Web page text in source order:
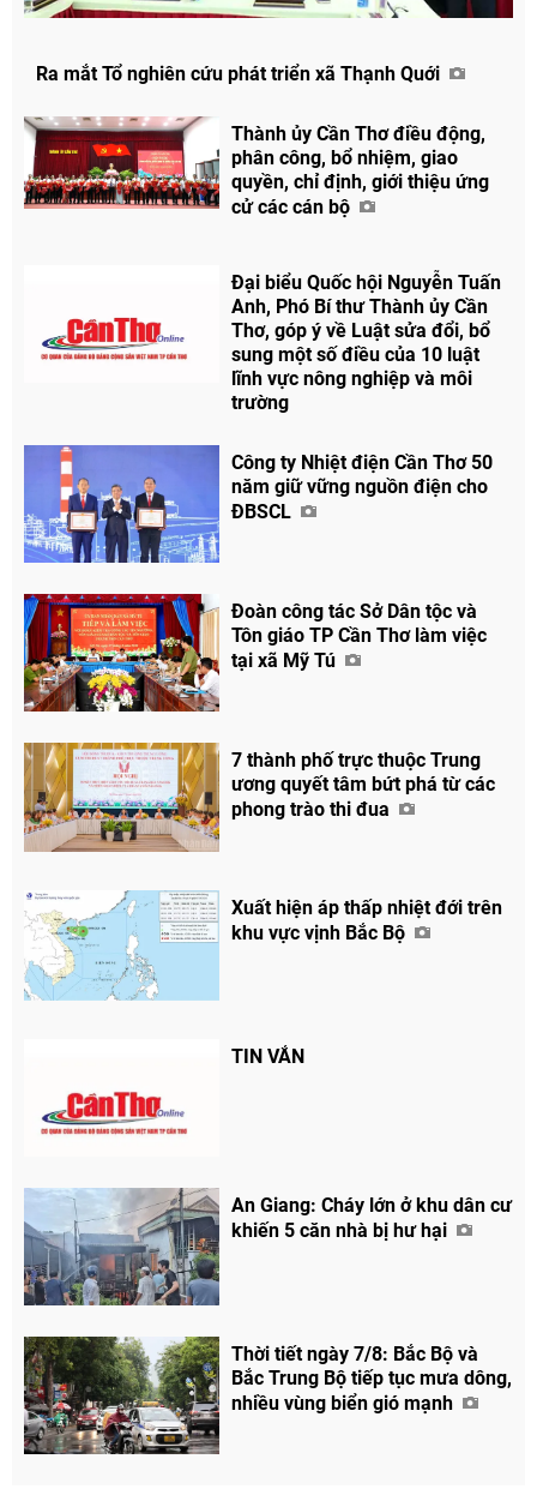
Chia sẻ
Ra mắt Tổ nghiên cứu phát triển xã Thạnh Quới
Thành ủy Cần Thơ điều động,
phân công, bổ nhiệm, giao
quyền, chỉ định, giới thiệu ứng
cử các cán bộ
Đại biểu Quốc hội Nguyễn Tuấn
Anh, Phó Bí thư Thành ủy Cần
Thơ, góp ý về Luật sửa đổi, bổ
sung một số điều của 10 luật
lĩnh vực nông nghiệp và môi
trường
Công ty Nhiệt điện Cần Thơ 50
năm giữ vững nguồn điện cho
ĐBSCL
Đoàn công tác Sở Dân tộc và
Tôn giáo TP Cần Thơ làm việc
tại xã Mỹ Tú
7 thành phố trực thuộc Trung
ương quyết tâm bứt phá từ các
phong trào thi đua
Xuất hiện áp thấp nhiệt đới trên
khu vực vịnh Bắc Bộ
TIN VẮN
An Giang: Cháy lớn ở khu dân cư
khiến 5 căn nhà bị hư hại
Thời tiết ngày 7/8: Bắc Bộ và
Bắc Trung Bộ tiếp tục mưa dông,
nhiều vùng biển gió mạnh